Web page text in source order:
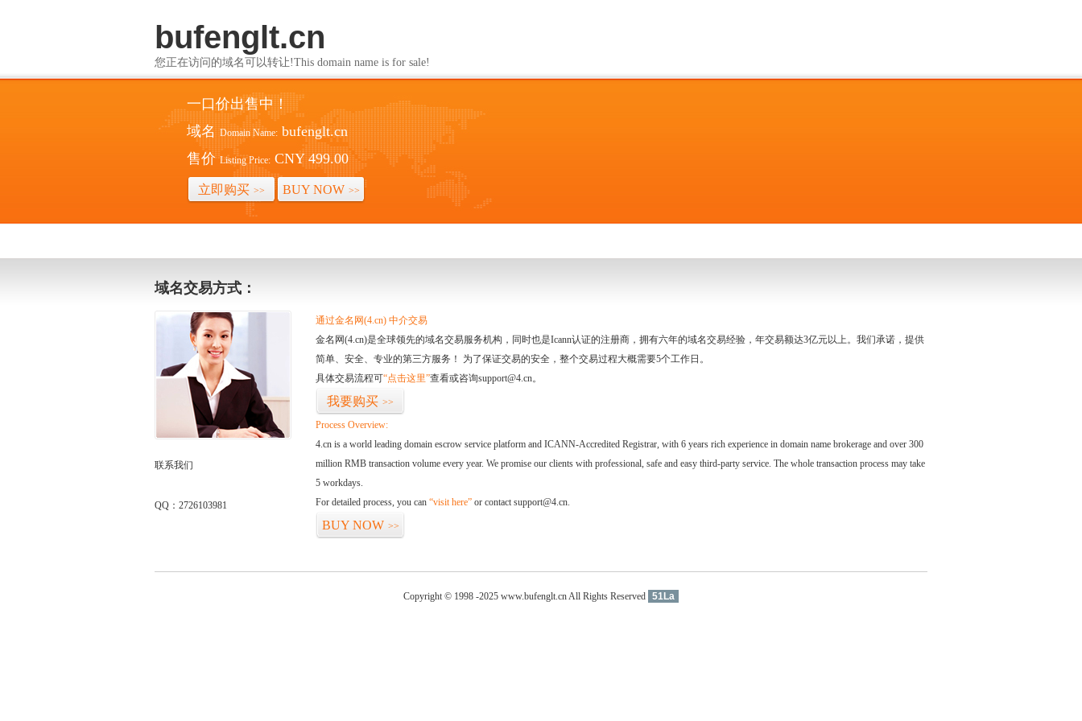
bufenglt.cn
您正在访问的域名可以转让!This domain name is for sale!
一口价出售中！
域名 Domain Name: bufenglt.cn
售价 Listing Price: CNY 499.00
立即购买 >> BUY NOW >>
域名交易方式：
联系我们
QQ：2726103981
通过金名网(4.cn) 中介交易
金名网(4.cn)是全球领先的域名交易服务机构，同时也是Icann认证的注册商，拥有六年的域名交易经验，年交易额达3亿元以上。我们承诺，提供
简单、安全、专业的第三方服务！ 为了保证交易的安全，整个交易过程大概需要5个工作日。
具体交易流程可“点击这里”查看或咨询support@4.cn。
我要购买 >>
Process Overview:
4.cn is a world leading domain escrow service platform and ICANN-Accredited Registrar, with 6 years rich experience in domain name brokerage and over 300
million RMB transaction volume every year. We promise our clients with professional, safe and easy third-party service. The whole transaction process may take
5 workdays.
For detailed process, you can “visit here” or contact support@4.cn.
BUY NOW >>
Copyright © 1998 -2025 www.bufenglt.cn All Rights Reserved 51La